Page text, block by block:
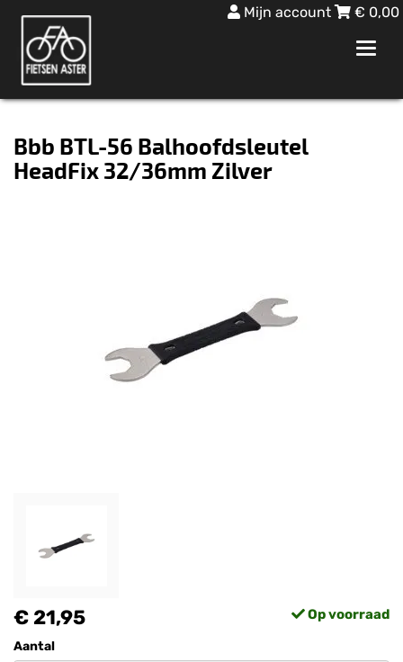
Mijn account € 0,00
Bbb BTL-56 Balhoofdsleutel
HeadFix 32/36mm Zilver
€ 21,95 Op voorraad
Aantal